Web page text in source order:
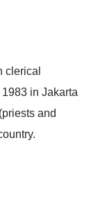
clerical
in Jakarta
and